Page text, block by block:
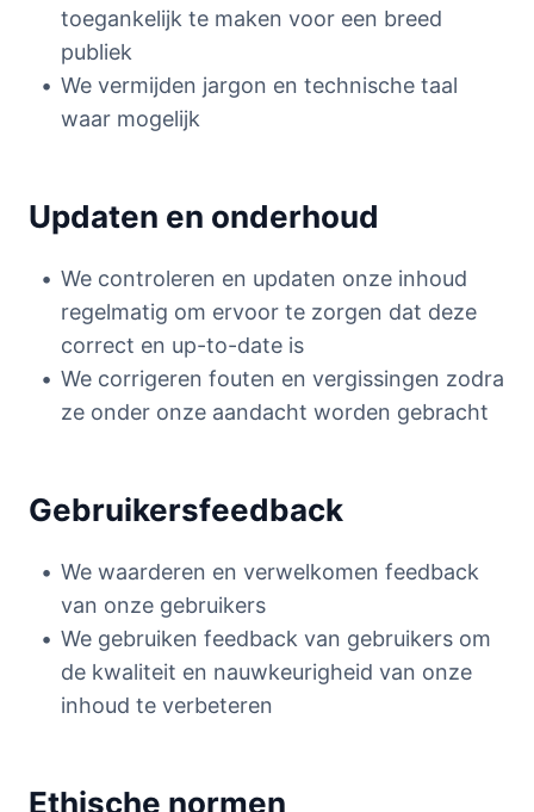
toegankelijk te maken voor een breed
publiek
We vermijden jargon en technische taal
waar mogelijk
Updaten en onderhoud
We controleren en updaten onze inhoud
regelmatig om ervoor te zorgen dat deze
correct en up-to-date is
We corrigeren fouten en vergissingen zodra
ze onder onze aandacht worden gebracht
Gebruikersfeedback
We waarderen en verwelkomen feedback
van onze gebruikers
We gebruiken feedback van gebruikers om
de kwaliteit en nauwkeurigheid van onze
inhoud te verbeteren
Ethische normen